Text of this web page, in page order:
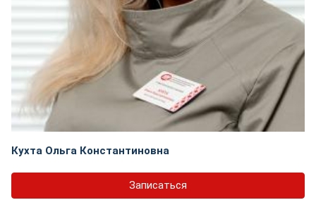
Кухта Ольга Константиновна
Записаться